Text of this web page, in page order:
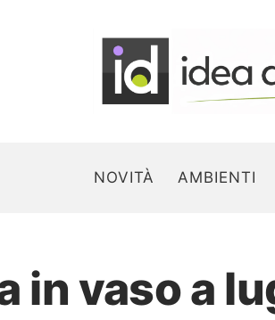
NOVITÀ AMBIENTI
in vaso a